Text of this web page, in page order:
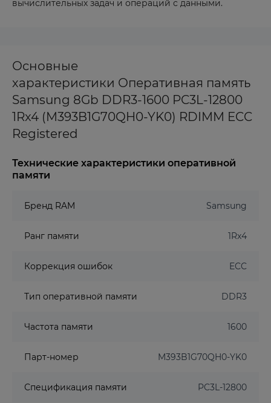
вычислительных задач и операций с данными.
Основные
характеристики Оперативная память
Samsung 8Gb DDR3-1600 PC3L-12800
1Rx4 (M393B1G70QH0-YK0) RDIMM ECC
Registered
Технические характеристики оперативной
памяти
Бренд RAM Samsung
Ранг памяти 1Rx4
Коррекция ошибок ECC
Тип оперативной памяти DDR3
Частота памяти 1600
Парт-номер M393B1G70QH0-YK0
Спецификация памяти PC3L-12800